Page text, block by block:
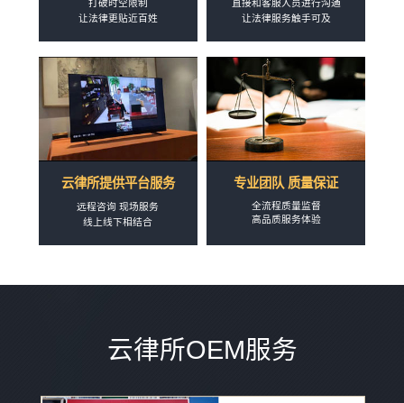
打破时空限制
让法律更贴近百姓
直接和客服人员进行沟通
让法律服务触手可及
云律所提供平台服务
远程咨询 现场服务
线上线下相结合
专业团队 质量保证
全流程质量监督
高品质服务体验
云律所OEM服务